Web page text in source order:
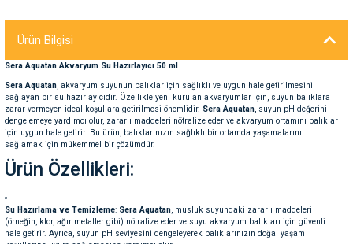
Kemikleri
Seyahat Ürünleri
Ürün Bilgisi
Sera Aquatan Akvaryum Su Hazırlayıcı 50 ml
Sera Aquatan , akvaryum suyunun balıklar için sağlıklı ve uygun hale getirilmesini
sağlayan bir su hazırlayıcıdır. Özellikle yeni kurulan akvaryumlar için, suyun balıklara
zarar vermeyen ideal koşullara getirilmesi önemlidir. Sera Aquatan , suyun pH değerini
dengelemeye yardımcı olur, zararlı maddeleri nötralize eder ve akvaryum ortamını balıklar
için uygun hale getirir. Bu ürün, balıklarınızın sağlıklı bir ortamda yaşamalarını
sağlamak için mükemmel bir çözümdür.
Ürün Özellikleri:
Su Hazırlama ve Temizleme: Sera Aquatan , musluk suyundaki zararlı maddeleri
(örneğin, klor, ağır metaller gibi) nötralize eder ve suyu akvaryum balıkları için güvenli
hale getirir. Ayrıca, suyun pH seviyesini dengeleyerek balıklarınızın doğal yaşam